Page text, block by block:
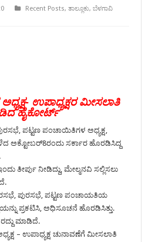
Recent Posts,ತಾಲ್ಲೂಕು,ಬೆಳಗಾವಿ
ಉಪಾಧ್ಯಕ್ಷರ ಮೀಸಲಾತಿ
ಹೈಕೋರ್ಟ್
ಪಟ್ಟಣ ಪಂಚಾಯಿತಿಗಳ ಅಧ್ಯಕ್ಷ,
ಅಕ್ಟೋಬರ್8ರಂದು ಸರ್ಕಾರ ಹೊರಡಿಸಿದ್ದ
ತೀರ್ಪು ನೀಡಿದ್ದು, ಮೇಲ್ಮನವಿ ಸಲ್ಲಿಸಲು
ಪುರಸಭೆ, ಪಟ್ಟಣ ಪಂಚಾಯತಿಯ
ಪ್ರಕಟಿಸಿ, ಅಧಿಸೂಚನೆ ಹೊರಡಿಸಿತ್ತು.
ಮಾಡಿದೆ.
– ಉಪಾಧ್ಯಕ್ಷ ಚುನಾವಣೆಗೆ ಮೀಸಲಾತಿ